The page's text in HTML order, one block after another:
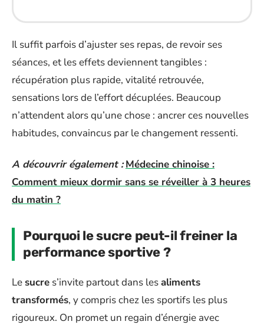
Il suffit parfois d’ajuster ses repas, de revoir ses
séances, et les effets deviennent tangibles :
récupération plus rapide, vitalité retrouvée,
sensations lors de l’effort décuplées. Beaucoup
n’attendent alors qu’une chose : ancrer ces nouvelles
habitudes, convaincus par le changement ressenti.
A découvrir également : Médecine chinoise :
Comment mieux dormir sans se réveiller à 3 heures
du matin ?
Pourquoi le sucre peut-il freiner la
performance sportive ?
Le sucre s’invite partout dans lesaliments
transformés, y compris chez les sportifs les plus
rigoureux. On promet un regain d’énergie avec